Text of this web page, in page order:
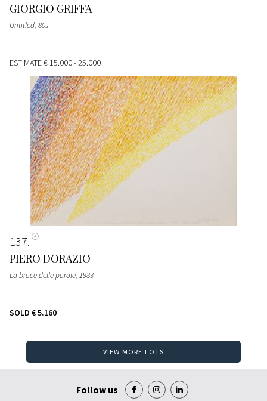
GIORGIO GRIFFA
Untitled, 80s
ESTIMATE€ 15.000 - 25.000
137
PIERO DORAZIO
La brace delle parole, 1983
SOLD € 5.160
VIEW MORE LOTS
Follow us